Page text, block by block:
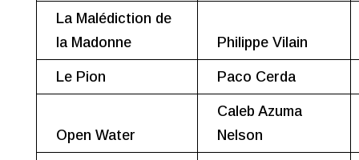
La Malédiction de
la Madonne
Philippe Vilain
Le Pion Paco Cerda
Open Water
Caleb Azuma
Nelson